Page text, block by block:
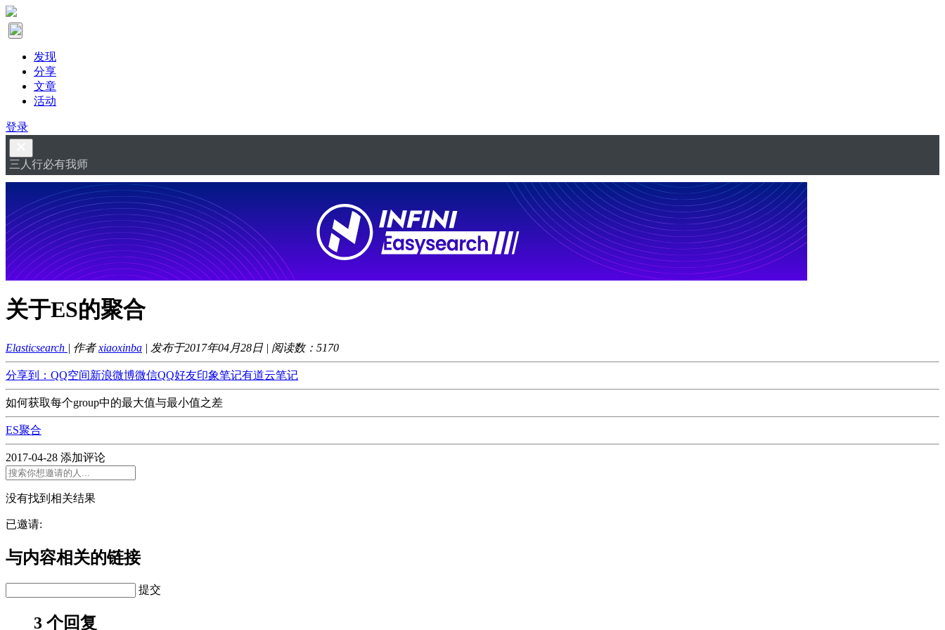
发现
分享
文章
活动
登录
三人行必有我师
关于ES的聚合
Elasticsearch | 作者xiaoxinba | 发布于2017年04月28日 | 阅读数： 5170
分享到： QQ空间新浪微博微信QQ好友印象笔记有道云笔记
如何获取每个group中的最大值与最小值之差
ES聚合
2017-04-28 添加评论
没有找到相关结果
已邀请:
与内容相关的链接
提交
3 个回复